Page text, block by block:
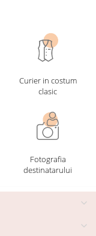
Curier in costum
clasic
Fotografia
destinatarului